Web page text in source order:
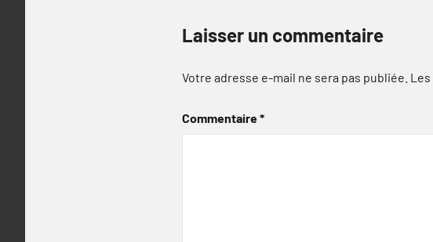
Laisser un commentaire
Votre adresse e-mail ne sera pas publiée.
Commentaire*